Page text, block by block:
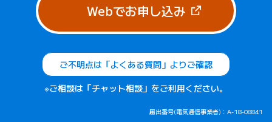
Webでお申し込み（新しいタブ
ご不明点は「よくある質問」よりご確認
※ご相談は「チャット相談」をご利用ください。
届出番号(電気通信事業者)：A-18-08841